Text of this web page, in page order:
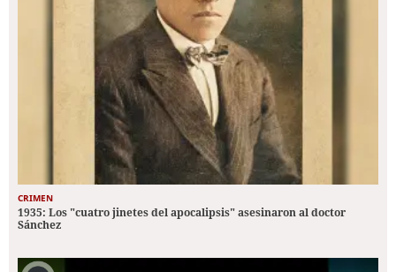
CRIMEN
1935: Los "cuatro jinetes del apocalipsis" asesinaron al doctor
Sánchez